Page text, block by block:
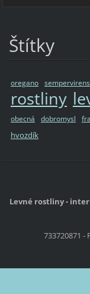
Štítky
oregano sempervirens
rostliny
obecná dobromysl
hvozdík
Levné rostliny -
733720871 -